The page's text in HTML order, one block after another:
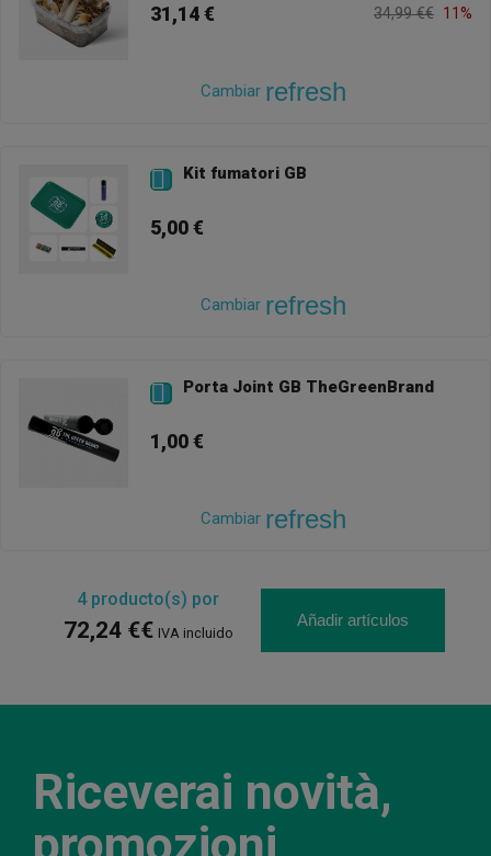
31,14 € 34,99 €€ 11%
Cambiar refresh
 Kit fumatori GB
5,00 €
Cambiar refresh
 Porta Joint GB TheGreenBrand
1,00 €
Cambiar refresh
4producto(s) por
72,24 €€ IVA incluido
Añadir artículos
Riceverai novità,